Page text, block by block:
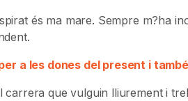
és ma mare. Sempre m?ha
a les dones del present i
carrera que vulguin lliurement i